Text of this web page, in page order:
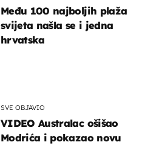
SVE OBJAVIO
VIDEO Australac ošišao
Modrića i pokazao novu
Među 100 najboljih plaža
svijeta našla se i jedna
hrvatska